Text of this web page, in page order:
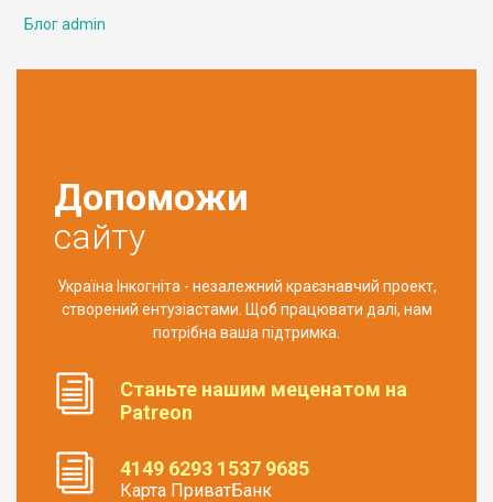
Блог admin
Допоможи
сайту
Україна Інкогніта - незалежний краєзнавчий проект,
створений ентузіастами. Щоб працювати далі, нам
потрібна ваша підтримка.
Станьте нашим меценатом на
Patreon
4149 6293 1537 9685
Карта ПриватБанк